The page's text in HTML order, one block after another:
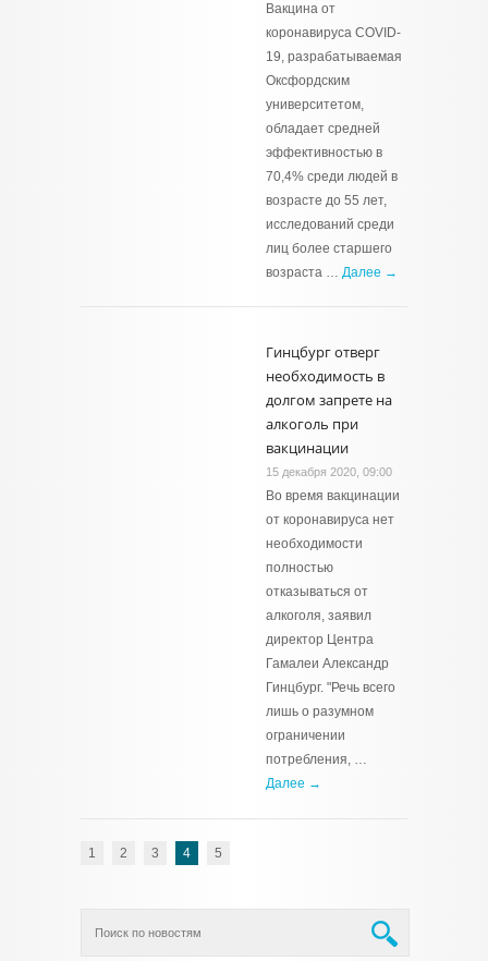
Вакцина от
коронавируса COVID-
19, разрабатываемая
Оксфордским
университетом,
обладает средней
эффективностью в
70,4% среди людей в
возрасте до 55 лет,
исследований среди
лиц более старшего
возраста … Далее →
Гинцбург отверг
необходимость в
долгом запрете на
алкоголь при
вакцинации
15 декабря 2020, 09:00
Во время вакцинации
от коронавируса нет
необходимости
полностью
отказываться от
алкоголя, заявил
директор Центра
Гамалеи Александр
Гинцбург. "Речь всего
лишь о разумном
ограничении
потребления, …
Далее →
1 2 3 4 5